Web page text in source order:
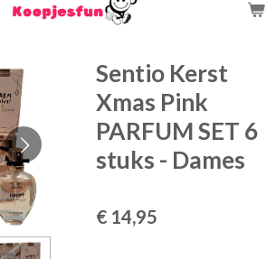
Sentio Kerst
Xmas Pink
PARFUM SET 6
stuks - Dames
€ 14,95